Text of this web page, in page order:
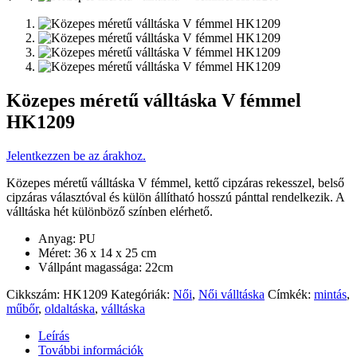
Közepes méretű válltáska V fémmel
HK1209
Jelentkezzen be az árakhoz.
Közepes méretű válltáska V fémmel, kettő cipzáras rekesszel, belső
cipzáras választóval és külön állítható hosszú pánttal rendelkezik. A
válltáska hét különböző színben elérhető.
Anyag: PU
Méret: 36 x 14 x 25 cm
Vállpánt magassága: 22cm
Cikkszám: HK1209 Kategóriák: Női, Női válltáska Címkék: mintás,
műbőr, oldaltáska, válltáska
Leírás
További információk